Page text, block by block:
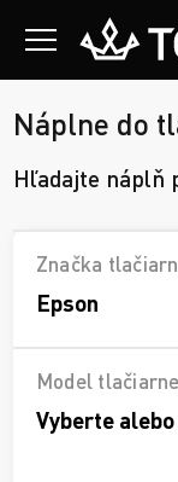
Náplne do
Hľadajte náplň
Značka
Epson
Model
Vyberte